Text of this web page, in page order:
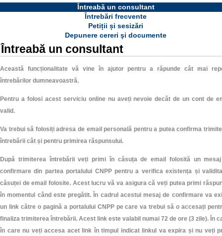
Întreabă un consultant
Întrebări frecvente
Petiții și sesizări
Depunere cereri şi documente
Întreabă un consultant
Această funcționalitate vă vine în ajutor pentru a răpunde cât mai
întrebărilor dumneavoastră.
Pentru a folosi acest serviciu online nu aveți nevoie decât de un cont de
valid.
Va trebui să folosiți adresa de email personală pentru a putea confirma
întrebării cât și pentru primirea răspunsului.
După trimiterea întrebării veți primi în căsuța de email folosită un
confirmare din partea portalului CNPP pentru a verifica existența și
căsuței de email folosite. Acest lucru vă va asigura că veți putea primi
în momentul când este pregătit. În cadrul acestui mesaj de confirmare va
un link către o pagină a portalului CNPP pe care va trebui să o accesați
finaliza trimiterea întrebării. Acest link este valabil numai 72 de ore (3 zile). În
în care nu veți accesa acet link în timpul indicat linkul va expira și nu veți